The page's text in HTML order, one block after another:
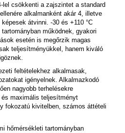
lel csökkenti a zajszintet a standard
alkalmanként akár 4, illetve
átvinni. -30 és +110 °C
működnek, gyakori
esetén is megőrzik magas
teljesítményükkel, hanem kiváló
feltételekhez alkalmasak,
igényelnek. Alkalmazkodó
nagyobb terhelésekre
maximális teljesítményt
fokozatú kivitelben, számos áttételi
hőmérsékleti tartományban